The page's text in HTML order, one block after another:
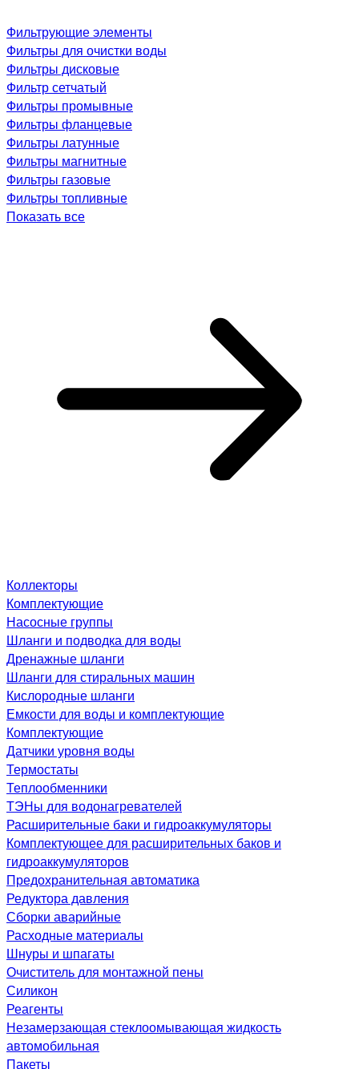
Фильтрующие элементы
Фильтры для очистки воды
Фильтры дисковые
Фильтр сетчатый
Фильтры промывные
Фильтры фланцевые
Фильтры латунные
Фильтры магнитные
Фильтры газовые
Фильтры топливные
Показать все
Коллекторы
Комплектующие
Насосные группы
Шланги и подводка для воды
Дренажные шланги
Шланги для стиральных машин
Кислородные шланги
Емкости для воды и комплектующие
Комплектующие
Датчики уровня воды
Термостаты
Теплообменники
ТЭНы для водонагревателей
Расширительные баки и гидроаккумуляторы
Комплектующее для расширительных баков и
гидроаккумуляторов
Предохранительная автоматика
Редуктора давления
Сборки аварийные
Расходные материалы
Шнуры и шпагаты
Очиститель для монтажной пены
Силикон
Реагенты
Незамерзающая стеклоомывающая жидкость
автомобильная
Пакеты